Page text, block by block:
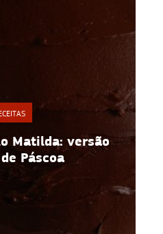
RECEITAS
Espaguete de abobrinha:
fácil e saudável para